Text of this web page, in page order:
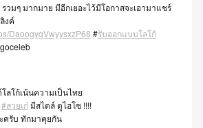
รวมๆ มากมาย มีอีกเยอะไว้มีโอกาสจะเอามาแชร์
งค์
DaoogygVwyysxzP68 #รับออกแบบโลโก้
ลโก้เน้นความเป็นไทย
#สวยเก๋มีสไตล์ ดูไฮโซ !!!!
ครับ ทักมาคุยกัน